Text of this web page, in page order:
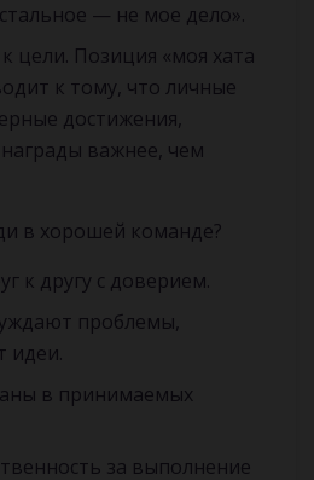
— не мое дело».
цели. Позиция «моя хата
к тому, что личные
достижения,
важнее, чем
в хорошей команде?
к другу с доверием.
проблемы,
идеи.
в принимаемых
за выполнение